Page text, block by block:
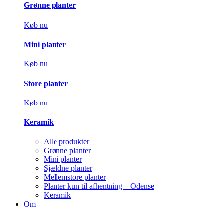
Grønne planter
Køb nu
Mini planter
Køb nu
Store planter
Køb nu
Keramik
Alle produkter
Grønne planter
Mini planter
Sjældne planter
Mellemstore planter
Planter kun til afhentning – Odense
Keramik
Om